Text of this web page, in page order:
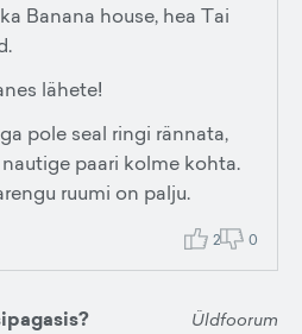
Banana house, hea Tai
lähete!
pole seal ringi rännata,
paari kolme kohta.
ruumi on palju.
2 0
Üldfoorum